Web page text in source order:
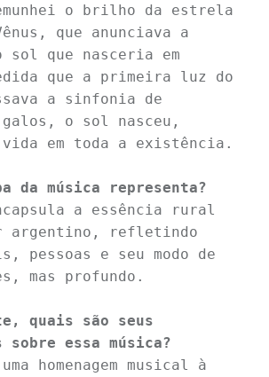
o brilho da estrela
que anunciava a
sol que nasceria em
que a primeira luz do
a sinfonia de
galos, o sol nasceu,
em toda a existência.
da música representa?
a essência rural
argentino, refletindo
pessoas e seu modo de
mas profundo.
quais são seus
sobre essa música?
homenagem musical à